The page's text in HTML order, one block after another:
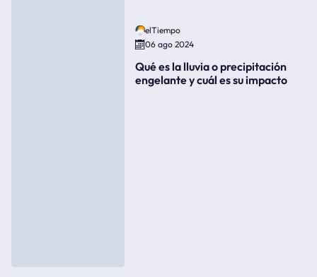
elTiempo
06 ago 2024
Qué es la lluvia o precipitación
engelante y cuál es su impacto